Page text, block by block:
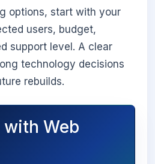
options, start with your
users, budget,
support level. A clear
technology decisions
rebuilds.
with Web